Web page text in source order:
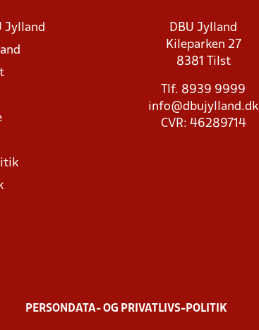
Jylland
DBU Jylland
Kileparken 27
8381 Tilst
Tlf. 8939 9999
info@dbujylland.dk
CVR: 46289714
PERSONDATA- OG PRIVATLIVS-POLITIK